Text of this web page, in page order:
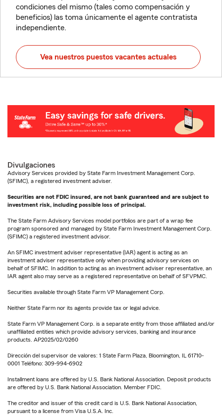
condiciones del mismo (tales como compensación y
beneficios) las toma únicamente el agente contratista
independiente.
Vea nuestros puestos vacantes actuales
Divulgaciones
Advisory Services provided by State Farm Investment Management Corp.
(SFIMC), a registered investment adviser.
Securities are not FDIC insured, are not bank guaranteed and are subject to
investment risk, including possible loss of principal.
The State Farm Advisory Services model portfolios are part of a wrap fee
program sponsored and managed by State Farm Investment Management Corp.
(SFIMC) a registered investment advisor.
An SFIMC investment adviser representative (IAR) agent is acting as an
investment adviser representative only when providing advisory services on
behalf of SFIMC. In addition to acting as an investment adviser representative, an
IAR agent also may serve as a registered representative on behalf of SFVPMC.
Securities available through State Farm VP Management Corp.
Neither State Farm nor its agents provide tax or legal advice.
State Farm VP Management Corp. is a separate entity from those affiliated and/or
unaffiliated entities which provide advisory services, banking and insurance
products. AP2025/02/0260
Dirección del supervisor de valores: 1 State Farm Plaza, Bloomington, IL 61710-
0001 Teléfono: 309-994-6902
Installment loans are offered by U.S. Bank National Association. Deposit products
are offered by U.S. Bank National Association. Member FDIC.
The creditor and issuer of this credit card is U.S. Bank National Association,
pursuant to a license from Visa U.S.A. Inc.